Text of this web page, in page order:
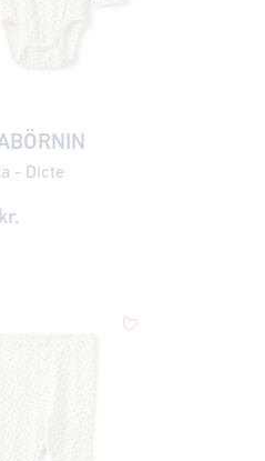
- Dicte